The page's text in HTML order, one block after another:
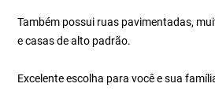
Também possui ruas pavimentadas,
e casas de alto padrão.
Excelente escolha para você e sua